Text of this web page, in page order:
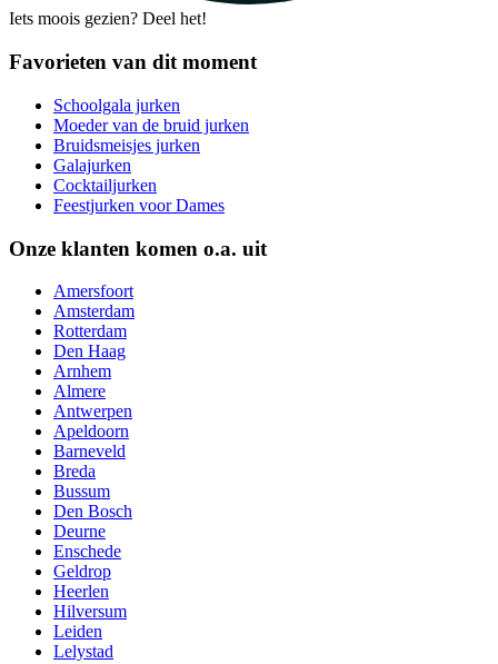
Iets moois gezien? Deel het!
Favorieten van dit moment
Schoolgala jurken
Moeder van de bruid jurken
Bruidsmeisjes jurken
Galajurken
Cocktailjurken
Feestjurken voor Dames
Onze klanten komen o.a. uit
Amersfoort
Amsterdam
Rotterdam
Den Haag
Arnhem
Almere
Antwerpen
Apeldoorn
Barneveld
Breda
Bussum
Den Bosch
Deurne
Enschede
Geldrop
Heerlen
Hilversum
Leiden
Lelystad